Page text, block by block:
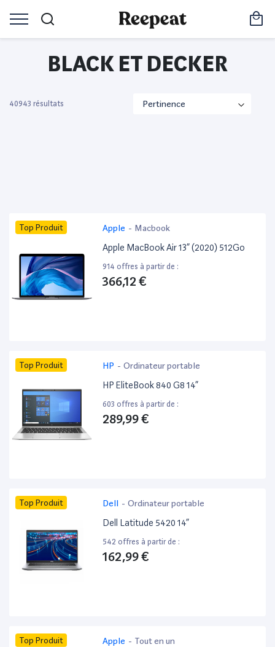
BLACK ET DECKER
40943 résultats
Top Produit Apple - Macbook
Apple MacBook Air 13” (2020) 512Go
914 offres à partir de :
366,12 €
Top Produit HP - Ordinateur portable
HP EliteBook 840 G8 14”
603 offres à partir de :
289,99 €
Top Produit Dell - Ordinateur portable
Dell Latitude 5420 14”
542 offres à partir de :
162,99 €
Top Produit Apple - Tout en un